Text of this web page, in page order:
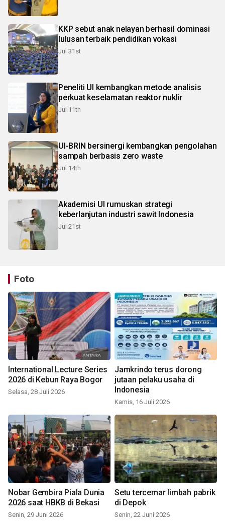
KKP sebut anak nelayan berhasil dominasi
lulusan terbaik pendidikan vokasi
Jul 31st
Peneliti UI kembangkan metode analisis
perkuat keselamatan reaktor nuklir
Jul 11th
UI-BRIN bersinergi kembangkan pengolahan
sampah berbasis zero waste
Jul 14th
Akademisi UI rumuskan strategi
keberlanjutan industri sawit Indonesia
Jul 21st
Foto
International Lecture Series
2026 di Kebun Raya Bogor
Selasa, 28 Juli 2026
Jamkrindo terus dorong
jutaan pelaku usaha di
Indonesia
Kamis, 16 Juli 2026
Nobar Gembira Piala Dunia
2026 saat HBKB di Bekasi
Senin, 29 Juni 2026
Setu tercemar limbah pabrik
di Depok
Senin, 22 Juni 2026